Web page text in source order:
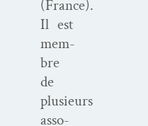
(France).
Il est
mem­
bre
de
plusieurs
asso­